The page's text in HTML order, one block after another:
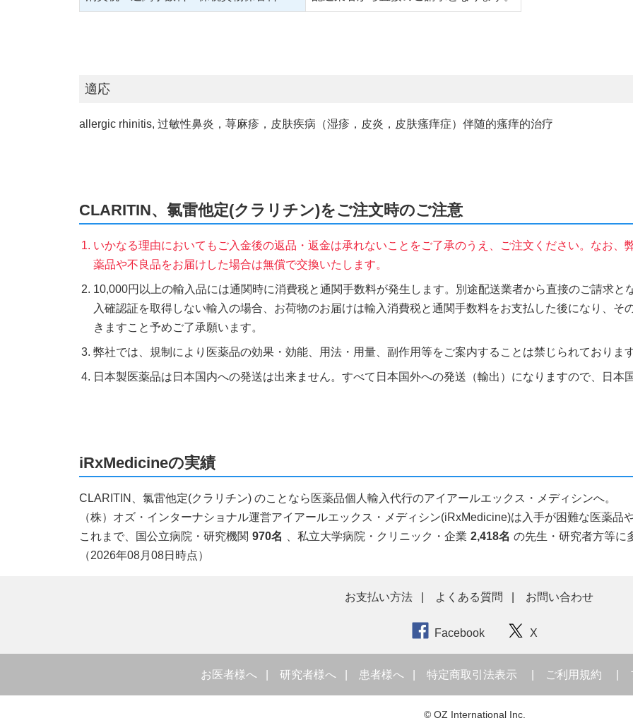
適応
allergic rhinitis, 过敏性鼻炎，荨麻疹，皮肤疾病（湿疹，皮炎，皮肤瘙痒症）伴随的瘙痒的治疗
CLARITIN、氯雷他定(クラリチン)をご注文時のご注意
いかなる理由においてもご入金後の返品・返金は承れないことをご了承のうえ、ご注文ください。なお、
薬品や不良品をお届けした場合は無償で交換いたします。
10,000円以上の輸入品には通関時に消費税と通関手数料が発生します。別途配送業者から直接のご請求
入確認証を取得しない輸入の場合、お荷物のお届けは輸入消費税と通関手数料をお支払した後になり、そ
きますこと予めご了承願います。
弊社では、規制により医薬品の効果・効能、用法・用量、副作用等をご案内することは禁じられておりま
日本製医薬品は日本国内への発送は出来ません。すべて日本国外への発送（輸出）になりますので、日本
iRxMedicineの実績
CLARITIN、氯雷他定(クラリチン) のことなら医薬品個人輸入代行のアイアールエックス・メディシンへ。
（株）オズ・インターナショナル運営アイアールエックス・メディシン(iRxMedicine)は入手が困難な医薬品
これまで、国公立病院・研究機関 970名 、私立大学病院・クリニック・企業 2,418名 の先生・研究者方等に
（2026年08月08日時点）
お支払い方法 よくある質問 お問い合わせ
Facebook X
お医者様へ 研究者様へ 患者様へ 特定商取引法表示 ご利用規約
© OZ International Inc.